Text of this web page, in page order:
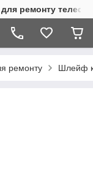
ремонту
ремонту Шлейф